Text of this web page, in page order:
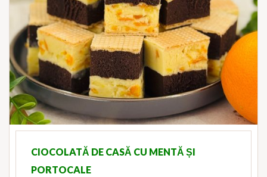
CIOCOLATĂ DE CASĂ CU MENTĂ ȘI
PORTOCALE